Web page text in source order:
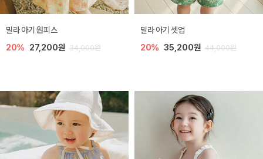
밀라 아기 원피스
20% 27,200원 34,000원
밀라 아기 셋업
20% 35,200원 44,000원